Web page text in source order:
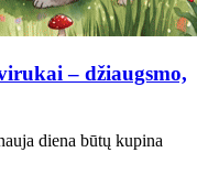
– džiaugsmo,
diena būtų kupina